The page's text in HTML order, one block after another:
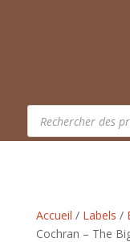
Recherche
produits
Accueil / Labels /
Cochran – The